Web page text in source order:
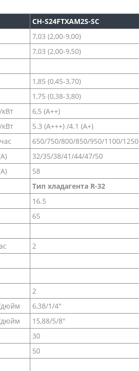
CH-S24FTXAM2S-SC
7,03 (2,00-9,00)
7,03 (2,00-9,50)
1,85 (0,45-3,70)
1,75 (0,38-3,80)
кВт
6,5 (А++)
кВт
5.3 (А+++) /4.1 (A+)
650/750/800/850/950/1100/1250
32/35/38/41/44/47/50
58
Тип хладагента R-32
16.5
65
2
2
6,38/1/4″
15,88/5/8″
30
50